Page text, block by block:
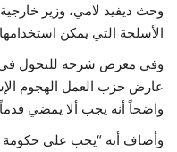
حياة
وحث ديفيد لامي، وزير
الأسلحة التي يمكن
وفي معرض شرحه للتحول في
عارض حزب العمل الهجوم
واضحاً أنه يجب ألا يمضي
وأضاف أنه “يجب على حكومة